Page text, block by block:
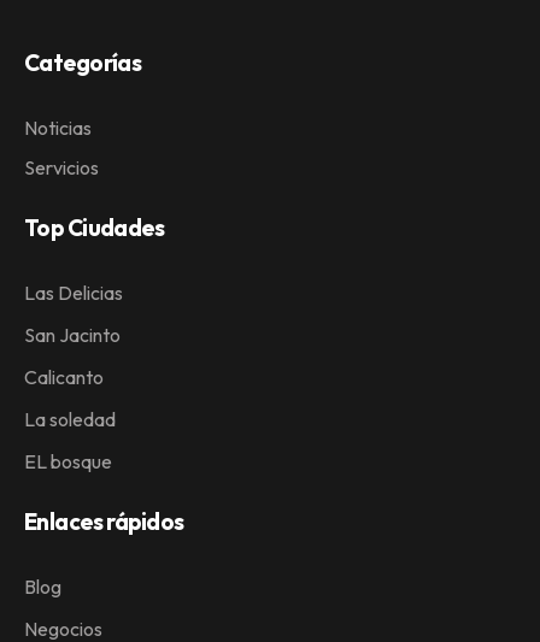
Categorías
Noticias
Servicios
Top Ciudades
Las Delicias
San Jacinto
Calicanto
La soledad
EL bosque
Enlaces rápidos
Blog
Negocios